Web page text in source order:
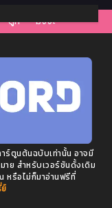
ดูหี มังงะ
ร์ตูนต้นฉบับเท่านั้น อาจมี
าย สำหรับเวอร์ชันดั้งเดิม
หรือไม่ก็มาอ่านฟรีที่